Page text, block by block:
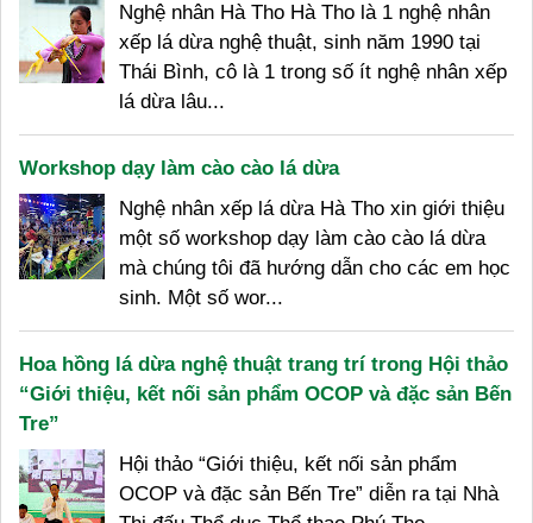
Nghệ nhân Hà Tho Hà Tho là 1 nghệ nhân
xếp lá dừa nghệ thuật, sinh năm 1990 tại
Thái Bình, cô là 1 trong số ít nghệ nhân xếp
lá dừa lâu...
Workshop dạy làm cào cào lá dừa
Nghệ nhân xếp lá dừa Hà Tho xin giới thiệu
một số workshop dạy làm cào cào lá dừa
mà chúng tôi đã hướng dẫn cho các em học
sinh. Một số wor...
Hoa hồng lá dừa nghệ thuật trang trí trong Hội thảo
“Giới thiệu, kết nối sản phẩm OCOP và đặc sản Bến
Tre”
Hội thảo “Giới thiệu, kết nối sản phẩm
OCOP và đặc sản Bến Tre” diễn ra tại Nhà